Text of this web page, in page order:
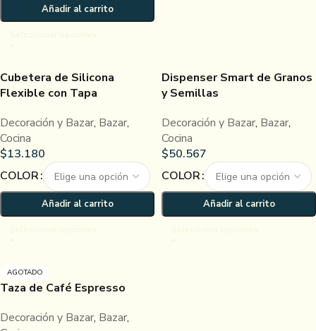
Añadir al carrito
Cubetera de Silicona
Flexible con Tapa
Decoración y Bazar, Bazar,
Cocina
$13.180
COLOR
Añadir al carrito
Dispenser Smart de Granos
y Semillas
Decoración y Bazar, Bazar,
Cocina
$50.567
COLOR
Añadir al carrito
AGOTADO
Taza de Café Espresso
Decoración y Bazar, Bazar,